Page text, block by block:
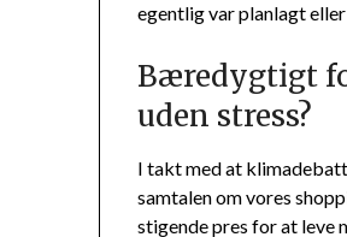
egentlig var planlagt eller
Bæredygtigt
uden stress?
I takt med at
samtalen om vores
stigende pres for at leve